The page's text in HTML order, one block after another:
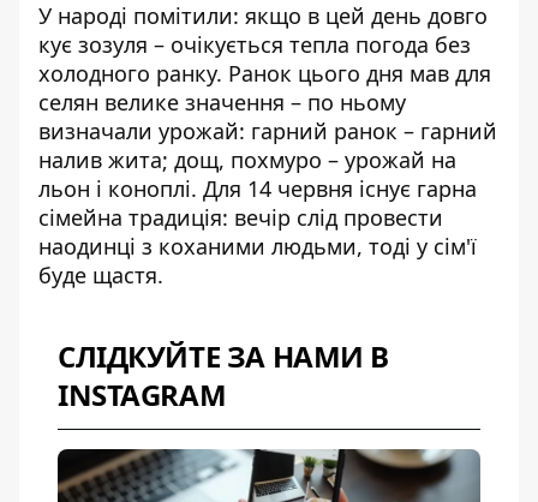
У народі помітили: якщо в цей день довго
кує зозуля – очікується тепла погода без
холодного ранку. Ранок цього дня мав для
селян велике значення – по ньому
визначали урожай: гарний ранок – гарний
налив жита; дощ, похмуро – урожай на
льон і коноплі. Для 14 червня існує гарна
сімейна традиція: вечір слід провести
наодинці з коханими людьми, тоді у сім'ї
буде щастя.
СЛІДКУЙТЕ ЗА НАМИ В
INSTAGRAM